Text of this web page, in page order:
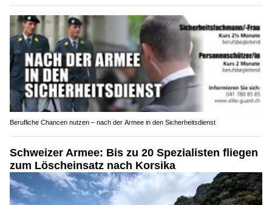
Berufliche Chancen nutzen – nach der Armee in den Sicherheitsdienst
Schweizer Armee: Bis zu 20 Spezialisten fliegen
zum Löscheinsatz nach Korsika